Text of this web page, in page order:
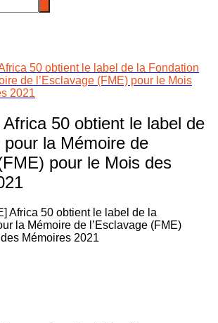
50 obtient le label de la Fondation
de l’Esclavage (FME) pour le Mois
2021
50 obtient le label de
la Mémoire de
pour le Mois des